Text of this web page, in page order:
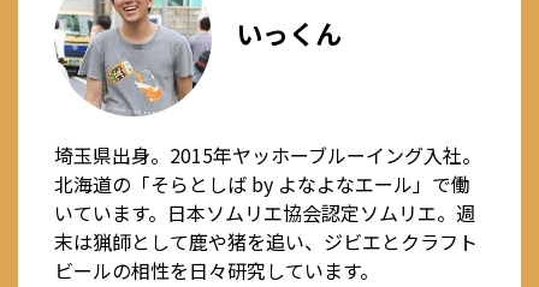
いっくん
埼玉県出身。2015年ヤッホーブルーイング入社。
北海道の「そらとしば by よなよなエール」で働
いています。日本ソムリエ協会認定ソムリエ。週
末は猟師として鹿や猪を追い、ジビエとクラフト
ビールの相性を日々研究しています。